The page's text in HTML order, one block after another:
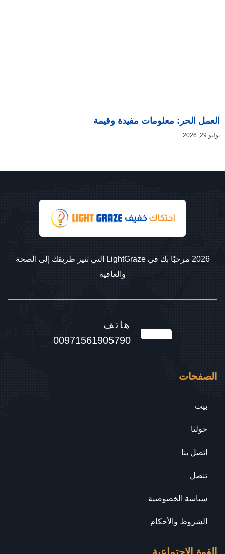
العمل الحر: معلومات مفيدة وقيمة
يوليو 29, 2026
2026 مرحبًا بك في LightGraze التي تنير طريقك إلى الصحة
والعافية
هاتف
00971561905790
الصفحات
بيت
حولنا
اتصل بنا
تنصل
سياسة الخصوصية
الشروط والأحكام